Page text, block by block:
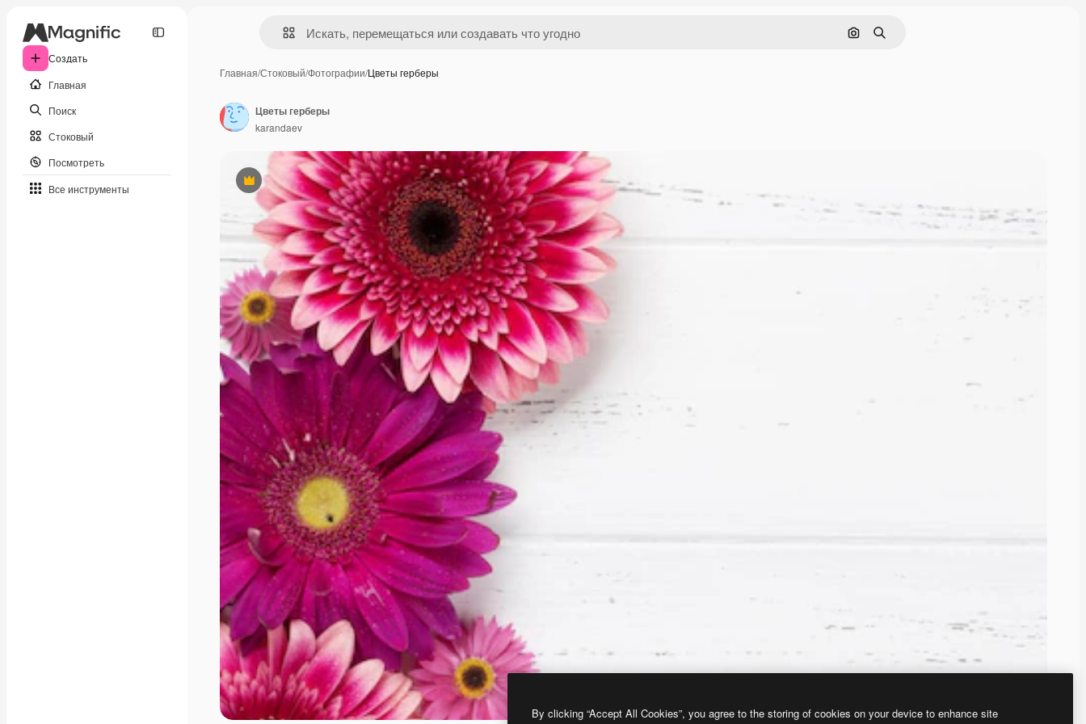
Создать
Главная
Поиск
Стоковый
Посмотреть
Все инструменты
Поиск по изображению
Поиск
Главная/Стоковый/Фотографии/Цветы герберы
Премиум
Цветы герберы
karandaev
By clicking “Accept All Cookies”, you agree to the storing of cookies on your device to enhance site